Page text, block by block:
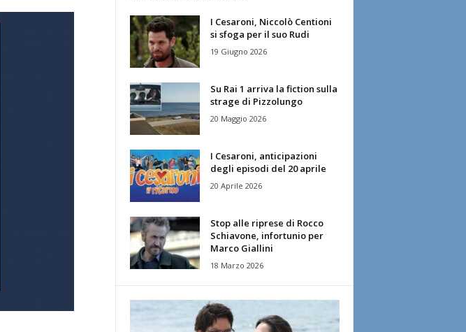
I Cesaroni, Niccolò Centioni
si sfoga per il suo Rudi
19 Giugno 2026
Su Rai 1 arriva la fiction sulla
strage di Pizzolungo
20 Maggio 2026
I Cesaroni, anticipazioni
degli episodi del 20 aprile
20 Aprile 2026
Stop alle riprese di Rocco
Schiavone, infortunio per
Marco Giallini
18 Marzo 2026